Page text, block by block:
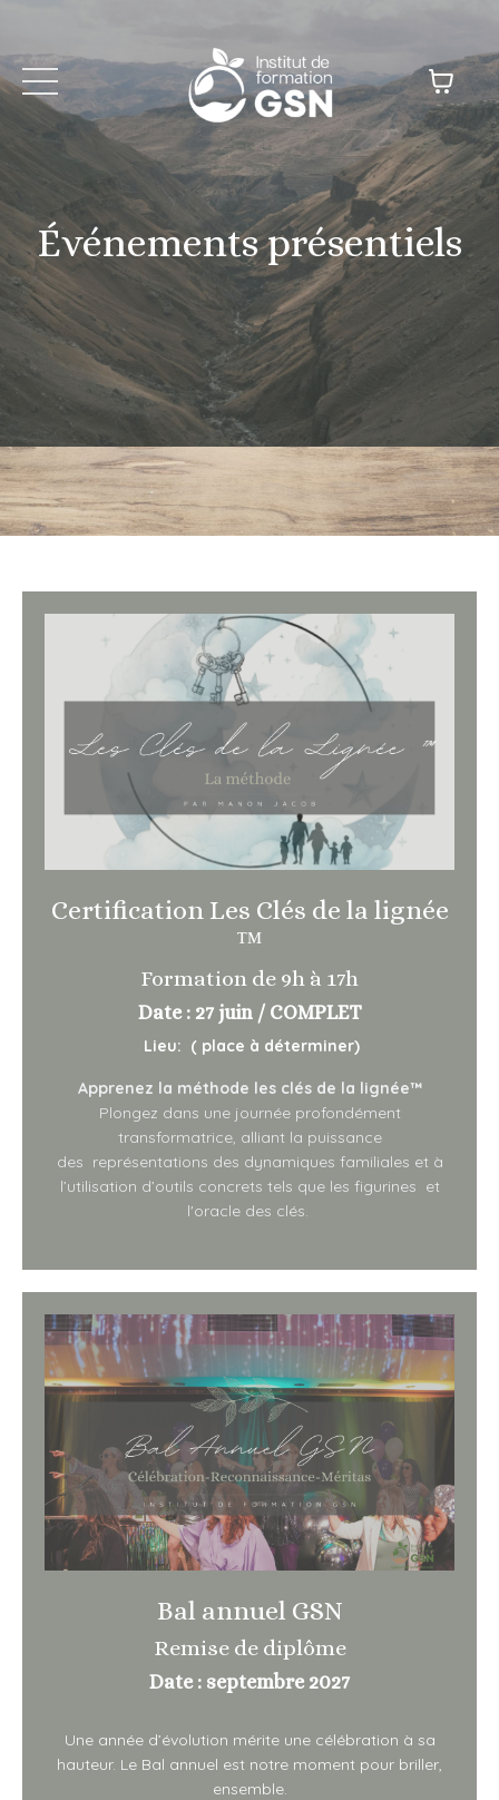
Événements présentiels
Certification Les Clés de la lignée
™
Formation de 9h à 17h
Date : 27 juin / COMPLET
Lieu: ( place à déterminer)
Apprenez la méthode les clés de la lignée™
Plongez dans une journée profondément
transformatrice, alliant la puissance
des représentations des dynamiques familiales et à
l’utilisation d’outils concrets tels que les figurines et
l'oracle des clés.
Bal annuel GSN
Remise de diplôme
Date : septembre 2027
Une année d’évolution mérite une célébration à sa
hauteur. Le Bal annuel est notre moment pour briller,
ensemble.